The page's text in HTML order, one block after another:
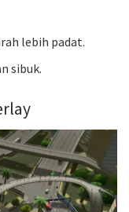
lebih padat.
sibuk.